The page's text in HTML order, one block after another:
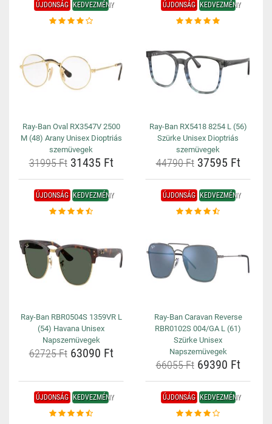
ÚJDONSÁG KEDVEZMÉNY
Ray-Ban Oval RX3547V 2500
M (48) Arany Unisex Dioptriás
szemüvegek
31995 Ft31435 Ft
ÚJDONSÁG KEDVEZMÉNY
Ray-Ban RX5418 8254 L (56)
Szürke Unisex Dioptriás
szemüvegek
44790 Ft37595 Ft
ÚJDONSÁG KEDVEZMÉNY
Ray-Ban RBR0504S 1359VR L
(54) Havana Unisex
Napszemüvegek
62725 Ft63090 Ft
ÚJDONSÁG KEDVEZMÉNY
Ray-Ban Caravan Reverse
RBR0102S 004/GA L (61)
Szürke Unisex
Napszemüvegek
66055 Ft69390 Ft
ÚJDONSÁG KEDVEZMÉNY ÚJDONSÁG KEDVEZMÉNY